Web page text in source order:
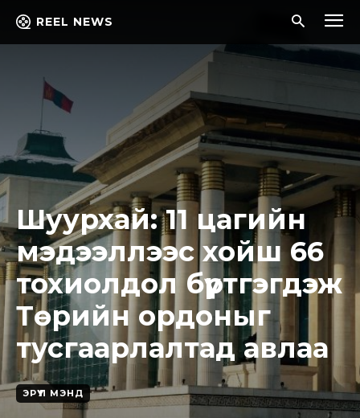
REEL NEWS
Шуурхай: 11 цагийн
мэдээллээс хойш 66
тохиолдол бүртгэгдэж
Төрийн ордоныг
тусгаарлалтад авлаа
ЭРҮҮЛ МЭНД